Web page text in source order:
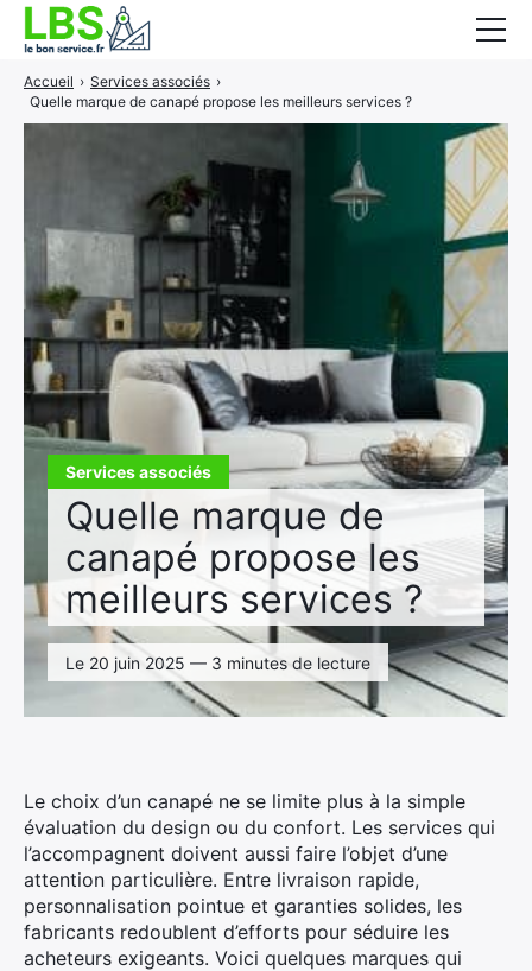
Services associés
Quelle marque de
canapé propose les
meilleurs services ?
Le 20 juin 2025 — 3 minutes de lecture
Accueil › Services associés ›
Quelle marque de canapé propose les meilleurs services ?
Le choix d’un canapé ne se limite plus à la simple
évaluation du design ou du confort. Les services qui
l’accompagnent doivent aussi faire l’objet d’une
attention particulière. Entre livraison rapide,
personnalisation pointue et garanties solides, les
fabricants redoublent d’efforts pour séduire les
acheteurs exigeants. Voici quelques marques qui
Gros oeuvre
Aménagement intérieur
Piscine et jardin
Services associés